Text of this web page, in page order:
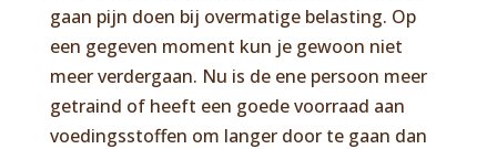
gaan pijn doen bij overmatige belasting. Op
een gegeven moment kun je gewoon niet
meer verdergaan. Nu is de ene persoon meer
getraind of heeft een goede voorraad aan
voedingsstoffen om langer door te gaan dan